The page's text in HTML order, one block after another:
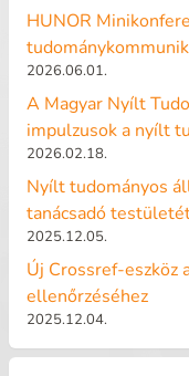
HUNOR
2026.06.01.
A Magyar Nyílt
impulzusok a nyílt
2026.02.18.
Nyílt tudományos
tanácsadó
2025.12.05.
Új Crossref-eszköz
ellenőrzéséhez
2025.12.04.